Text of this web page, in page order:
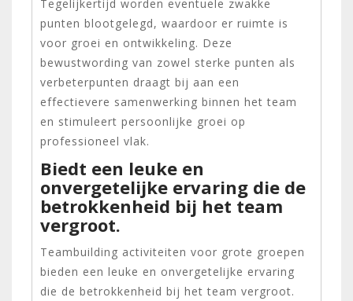
Tegelijkertijd worden eventuele zwakke
punten blootgelegd, waardoor er ruimte is
voor groei en ontwikkeling. Deze
bewustwording van zowel sterke punten als
verbeterpunten draagt bij aan een
effectievere samenwerking binnen het team
en stimuleert persoonlijke groei op
professioneel vlak.
Biedt een leuke en
onvergetelijke ervaring die de
betrokkenheid bij het team
vergroot.
Teambuilding activiteiten voor grote groepen
bieden een leuke en onvergetelijke ervaring
die de betrokkenheid bij het team vergroot.